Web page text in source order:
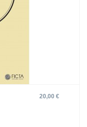
20,00 €